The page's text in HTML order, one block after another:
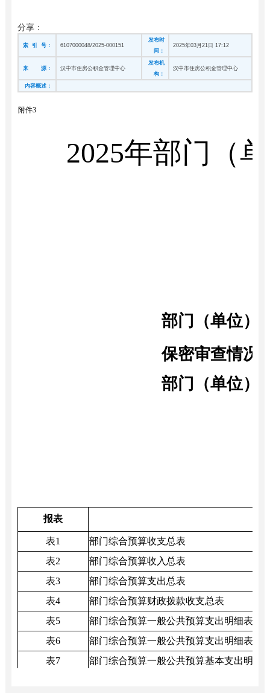
分享：
索 引 号： 6107000048/2025-000151
发布时
间：
2025年03月21日 17:12
来 源： 汉中市住房公积金管理中心
发布机
构：
汉中市住房公积金管理中心
内容概述：
附件3
2025年部门（
部门（单位）
保密审查情况
部门（单位）
报表
表1
部门综合预算收支总表
表2
部门综合预算收入总表
表3
部门综合预算支出总表
表4
部门综合预算财政拨款收支总表
表5
部门综合预算一般公共预算支出明细表（
表6
部门综合预算一般公共预算支出明细表（
表7
部门综合预算一般公共预算基本支出明细